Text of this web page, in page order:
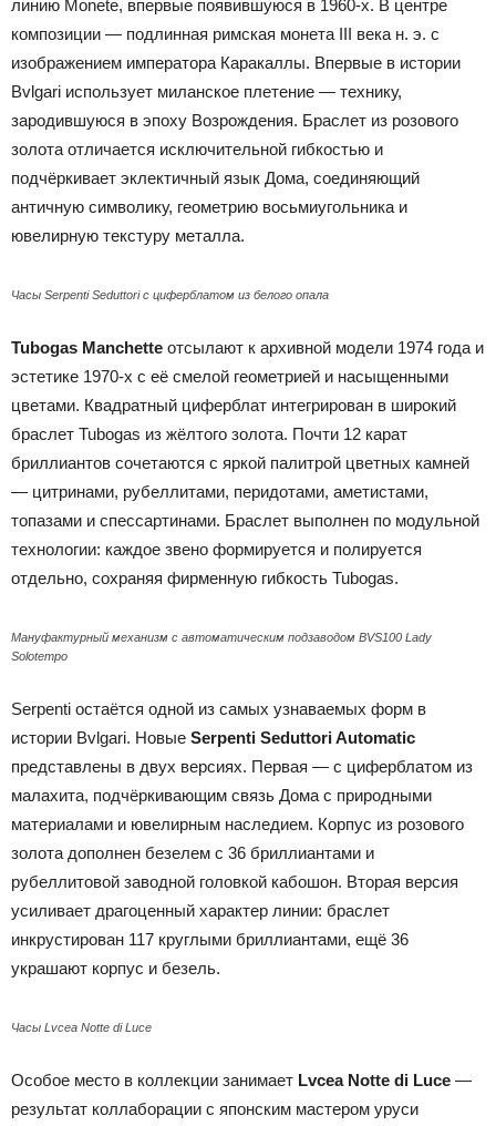
линию Monete, впервые появившуюся в 1960-х. В центре
композиции — подлинная римская монета III века н. э. с
изображением императора Каракаллы. Впервые в истории
Bvlgari использует миланское плетение — технику,
зародившуюся в эпоху Возрождения. Браслет из розового
золота отличается исключительной гибкостью и
подчёркивает эклектичный язык Дома, соединяющий
античную символику, геометрию восьмиугольника и
ювелирную текстуру металла.
Часы Serpenti Seduttori с циферблатом из белого опала
Tubogas Manchette отсылают к архивной модели 1974 года и
эстетике 1970-х с её смелой геометрией и насыщенными
цветами. Квадратный циферблат интегрирован в широкий
браслет Tubogas из жёлтого золота. Почти 12 карат
бриллиантов сочетаются с яркой палитрой цветных камней
— цитринами, рубеллитами, перидотами, аметистами,
топазами и спессартинами. Браслет выполнен по модульной
технологии: каждое звено формируется и полируется
отдельно, сохраняя фирменную гибкость Tubogas.
Мануфактурный механизм с автоматическим подзаводом BVS100 Lady
Solotempo
Serpenti остаётся одной из самых узнаваемых форм в
истории Bvlgari. Новые Serpenti Seduttori Automatic
представлены в двух версиях. Первая — с циферблатом из
малахита, подчёркивающим связь Дома с природными
материалами и ювелирным наследием. Корпус из розового
золота дополнен безелем с 36 бриллиантами и
рубеллитовой заводной головкой кабошон. Вторая версия
усиливает драгоценный характер линии: браслет
инкрустирован 117 круглыми бриллиантами, ещё 36
украшают корпус и безель.
Часы Lvcea Notte di Luce
Особое место в коллекции занимает Lvcea Notte di Luce —
результат коллаборации с японским мастером уруси